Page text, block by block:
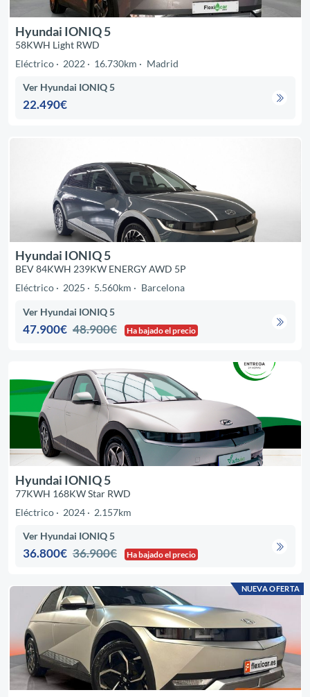
Hyundai IONIQ 5
58KWH Light RWD
Eléctrico
2022 16.730km Madrid
Ver Hyundai IONIQ 5
22.490€
Hyundai IONIQ 5
BEV 84KWH 239KW ENERGY AWD 5P
Eléctrico
2025 5.560km Barcelona
Ver Hyundai IONIQ 5
47.900€ 48.900€ Ha bajado el precio
Hyundai IONIQ 5
77KWH 168KW Star RWD
Eléctrico
2024 2.157km
Ver Hyundai IONIQ 5
36.800€ 36.900€ Ha bajado el precio
NUEVA OFERTA